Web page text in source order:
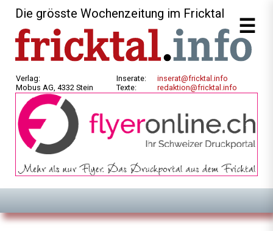
Die grösste Wochenzeitung im Fricktal
Verlag:
Mobus AG, 4332 Stein
Inserate:
Texte:
inserat@fricktal.info
redaktion@fricktal.info